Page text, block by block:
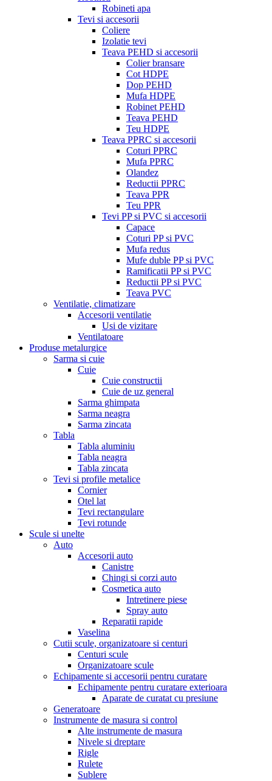
Robineti apa
Tevi si accesorii
Coliere
Izolatie tevi
Teava PEHD si accesorii
Colier bransare
Cot HDPE
Dop PEHD
Mufa HDPE
Robinet PEHD
Teava PEHD
Teu HDPE
Teava PPRC si accesorii
Coturi PPRC
Mufa PPRC
Olandez
Reductii PPRC
Teava PPR
Teu PPR
Tevi PP si PVC si accesorii
Capace
Coturi PP si PVC
Mufa redus
Mufe duble PP si PVC
Ramificatii PP si PVC
Reductii PP si PVC
Teava PVC
Ventilatie, climatizare
Accesorii ventilatie
Usi de vizitare
Ventilatoare
Produse metalurgice
Sarma si cuie
Cuie
Cuie constructii
Cuie de uz general
Sarma ghimpata
Sarma neagra
Sarma zincata
Tabla
Tabla aluminiu
Tabla neagra
Tabla zincata
Tevi si profile metalice
Cornier
Otel lat
Tevi rectangulare
Tevi rotunde
Scule si unelte
Auto
Accesorii auto
Canistre
Chingi si corzi auto
Cosmetica auto
Intretinere piese
Spray auto
Reparatii rapide
Vaselina
Cutii scule, organizatoare si centuri
Centuri scule
Organizatoare scule
Echipamente si accesorii pentru curatare
Echipamente pentru curatare exterioara
Aparate de curatat cu presiune
Generatoare
Instrumente de masura si control
Alte instrumente de masura
Nivele si dreptare
Rigle
Rulete
Sublere